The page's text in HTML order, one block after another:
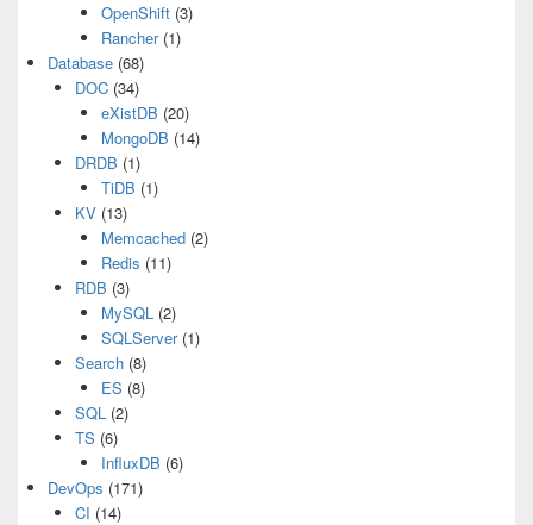
OpenShift (3)
Rancher(1)
Database (68)
DOC(34)
eXistDB (20)
MongoDB (14)
DRDB (1)
TiDB (1)
KV(13)
Memcached (2)
Redis (11)
RDB (3)
MySQL (2)
SQLServer(1)
Search(8)
ES (8)
SQL(2)
TS (6)
InfluxDB (6)
DevOps (171)
CI (14)